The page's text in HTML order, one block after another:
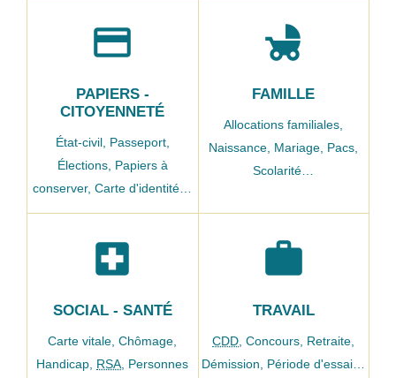
credit_card
PAPIERS -
CITOYENNETÉ
État-civil, Passeport,
Élections, Papiers à
conserver,Carte d'identité…
child_friendly
FAMILLE
Allocations familiales,
Naissance, Mariage, Pacs,
Scolarité…
local_hospital
SOCIAL - SANTÉ
Carte vitale,Chômage,
Handicap, RSA Personnes
work
TRAVAIL
CDD ,Concours, Retraite,
Démission, Période d'essai…